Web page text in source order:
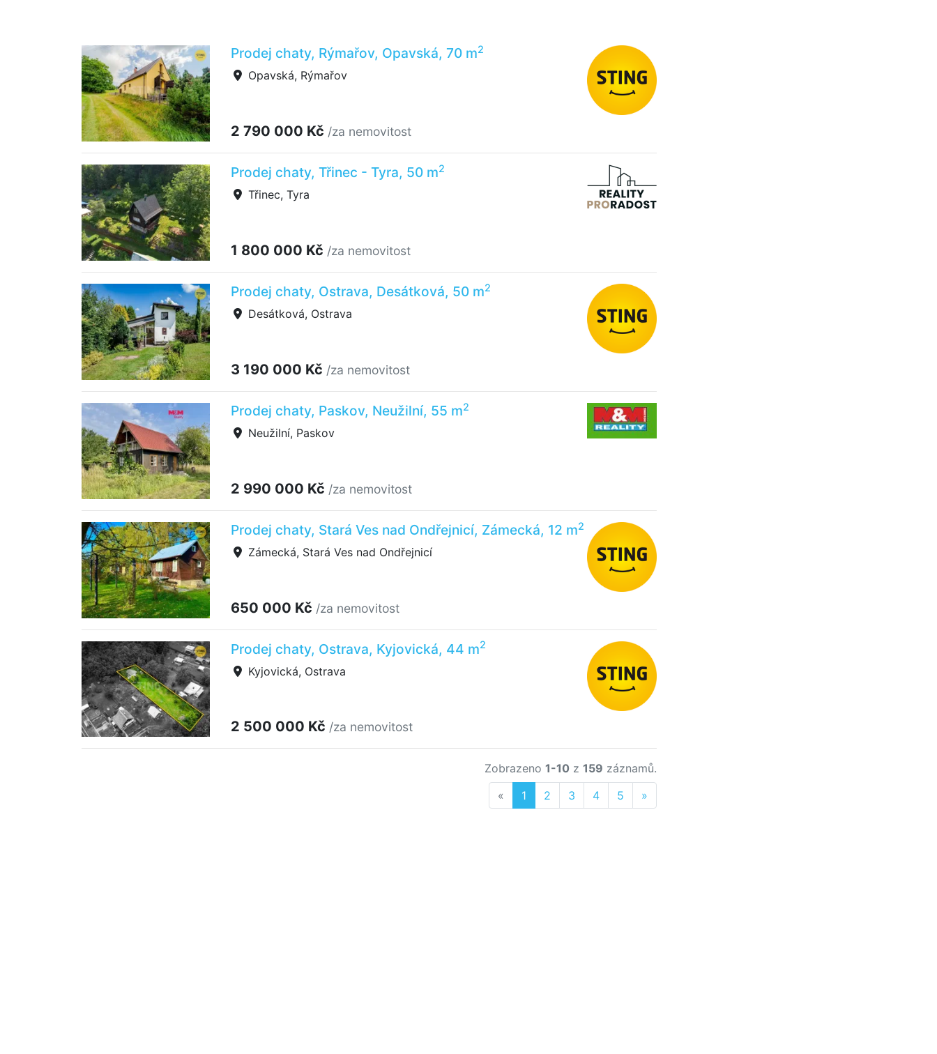
Prodej chaty, Rýmařov, Opavská, 70 m2
Opavská, Rýmařov
2 790 000 Kč /za nemovitost
Prodej chaty, Třinec - Tyra, 50 m2
Třinec, Tyra
1 800 000 Kč /za nemovitost
Prodej chaty, Ostrava, Desátková, 50 m2
Desátková, Ostrava
3 190 000 Kč /za nemovitost
Prodej chaty, Paskov, Neužilní, 55 m2
Neužilní, Paskov
2 990 000 Kč /za nemovitost
Prodej chaty, Stará Ves nad Ondřejnicí, Zámecká, 12 m2
Zámecká, Stará Ves nad Ondřejnicí
650 000 Kč /za nemovitost
Prodej chaty, Ostrava, Kyjovická, 44 m2
Kyjovická, Ostrava
2 500 000 Kč /za nemovitost
Zobrazeno 1-10 z 159 záznamů.
« Previous
1 2 3 4 5 »